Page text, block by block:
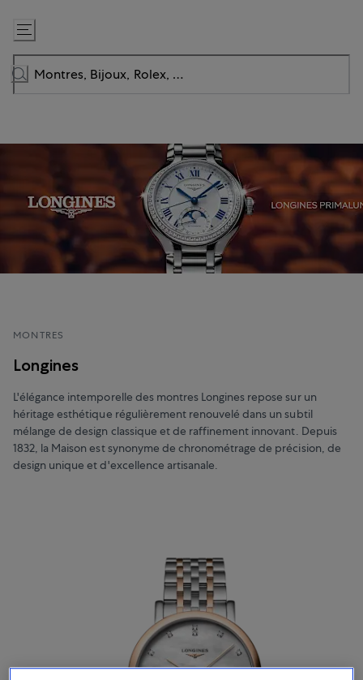
Passer
au
contenu
MONTRES
Longines
L'élégance intemporelle des montres Longines repose sur un
héritage esthétique régulièrement renouvelé dans un subtil
mélange de design classique et de raffinement innovant. Depuis
1832, la Maison est synonyme de chronométrage de précision, de
design unique et d'excellence artisanale.